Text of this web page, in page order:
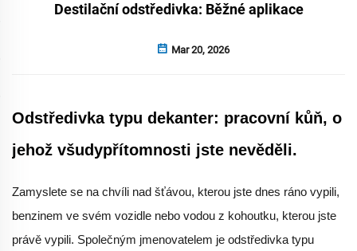
Destilační odstředivka: Běžné aplikace
Mar 20, 2026
Odstředivka typu dekanter: pracovní kůň, o
jehož všudypřítomnosti jste nevěděli.
Zamyslete se na chvíli nad šťávou, kterou jste dnes ráno vypili,
benzinem ve svém vozidle nebo vodou z kohoutku, kterou jste
právě vypili. Společným jmenovatelem je odstředivka typu